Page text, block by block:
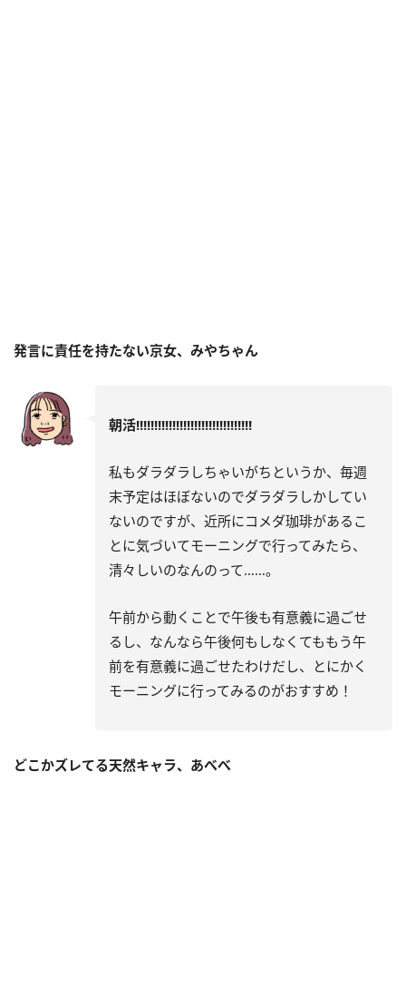
発言に責任を持たない京女、みやちゃん
朝活!!!!!!!!!!!!!!!!!!!!!!!!!!!!!!!!
私もダラダラしちゃいがちというか、毎週
末予定はほぼないのでダラダラしかしてい
ないのですが、近所にコメダ珈琲があるこ
とに気づいてモーニングで行ってみたら、
清々しいのなんのって……。
午前から動くことで午後も有意義に過ごせ
るし、なんなら午後何もしなくてももう午
前を有意義に過ごせたわけだし、とにかく
モーニングに行ってみるのがおすすめ！
どこかズレてる天然キャラ、あべべ